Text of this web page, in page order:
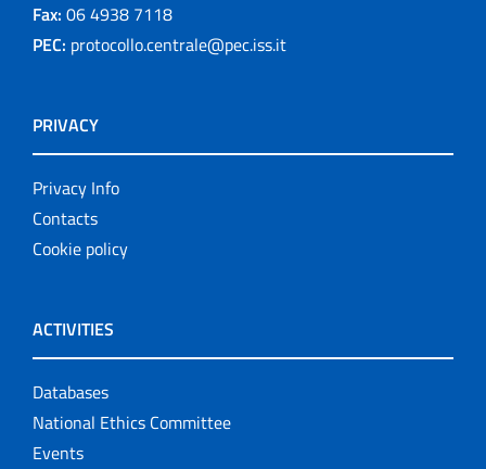
Fax: 06 4938 7118
PEC: protocollo.centrale@pec.iss.it
PRIVACY
Privacy Info
Contacts
Cookie policy
ACTIVITIES
Databases
National Ethics Committee
Events